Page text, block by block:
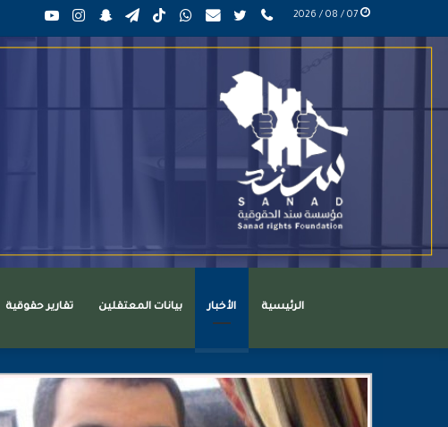
انستقرام سناب
تشات
تيلقرامTikTokواتساب mail تويتر
عربي
phone
الرئيسية الأخبار بيانات المعتقلين تقارير حقوقية